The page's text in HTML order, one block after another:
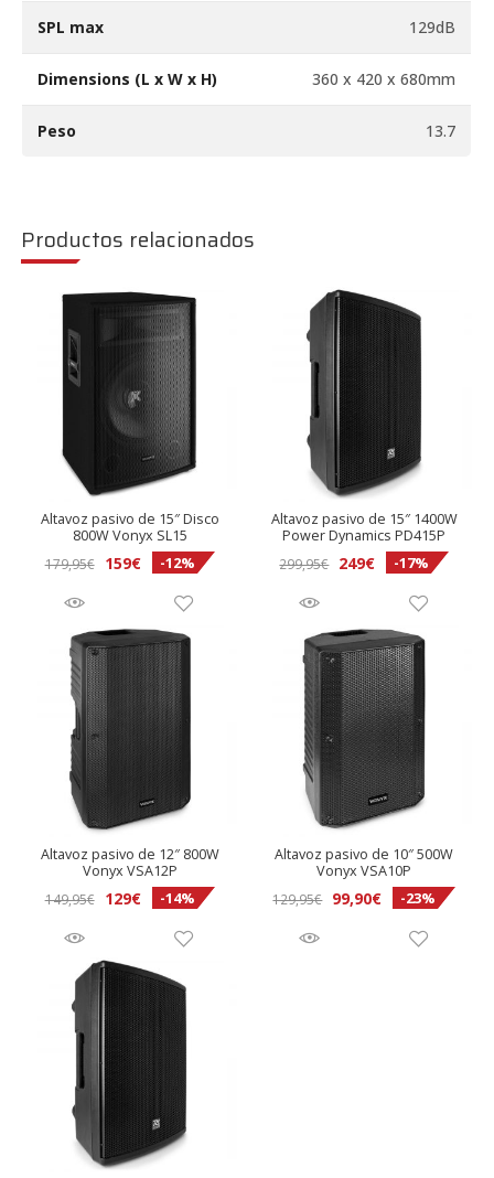
SPL max 129dB
Dimensions (L x W x H) 360 x 420 x 680mm
Peso 13.7
Productos relacionados
Altavoz pasivo de 15″ Disco
800W Vonyx SL15
179,95€
El
era:
179,95€.
159€El
actual
es:
159€.
-12%
Altavoz pasivo de 15″ 1400W
Power Dynamics PD415P
299,95€ El
era:
299,95€.
249€El
actual
es:
249€.
-17%
Altavoz pasivo de 12″ 800W
Vonyx VSA12P
149,95€
El
era:
149,95€.
129€El
actual
es:
129€.
-14%
Altavoz pasivo de 10″ 500W
Vonyx VSA10P
129,95€ El
99,90€El
actual
-23%